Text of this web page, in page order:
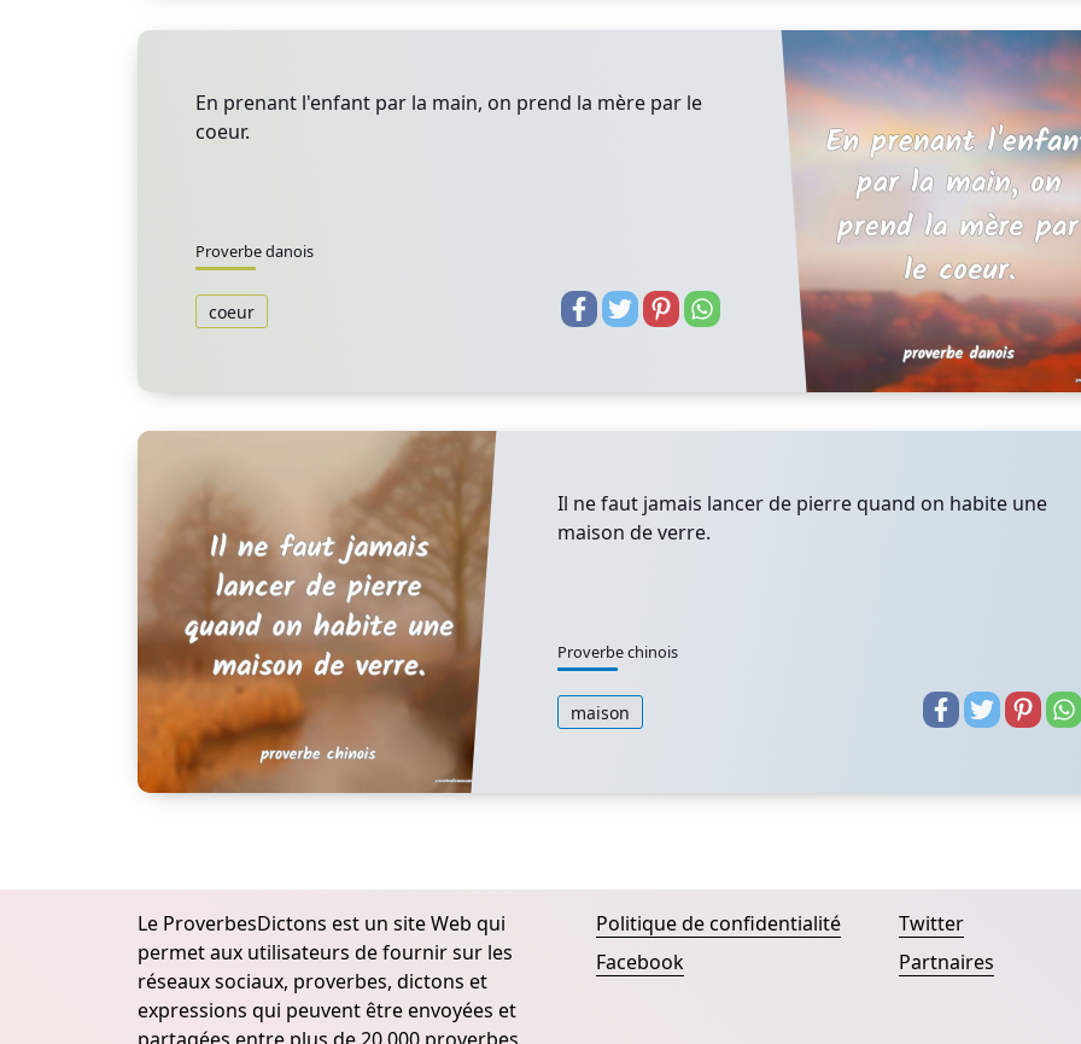
En prenant l'enfant par la main, on prend la mère par le
coeur.
Proverbe danois
coeur
Il ne faut jamais lancer de pierre quand on habite une
maison de verre.
Proverbe chinois
maison
Le ProverbesDictons est un site Web qui
permet aux utilisateurs de fournir sur les
réseaux sociaux, proverbes, dictons et
expressions qui peuvent être envoyées et
Politique de confidentialité
Facebook
Twitter
Partnaires